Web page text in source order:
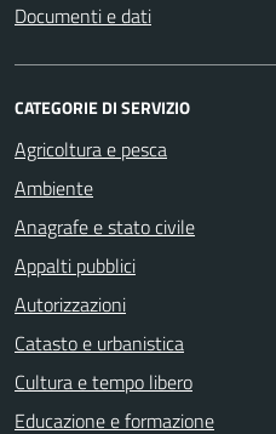
Documenti e dati
CATEGORIE DI SERVIZIO
Agricoltura e pesca
Ambiente
Anagrafe e stato civile
Appalti pubblici
Autorizzazioni
Catasto e urbanistica
Cultura e tempo libero
Educazione e formazione